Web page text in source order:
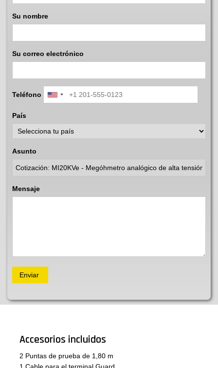
Su nombre
Su correo electrónico
Teléfono
País
Asunto
Mensaje
Accesorios incluidos
2 Puntas de prueba de 1,80 m